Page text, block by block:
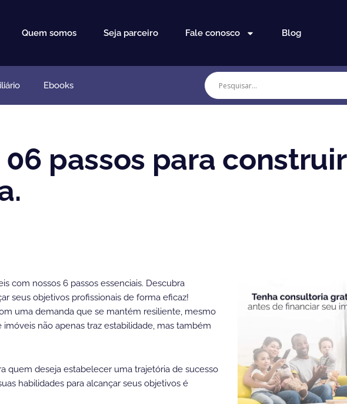
Quem somos Seja parceiro Fale conosco Blog
Ebooks
passos para construir
com nossos 6 passos essenciais. Descubra
seus objetivos profissionais de forma eficaz!
uma demanda que se mantém resiliente, mesmo
não apenas traz estabilidade, mas também
quem deseja estabelecer uma trajetória de sucesso
habilidades para alcançar seus objetivos é